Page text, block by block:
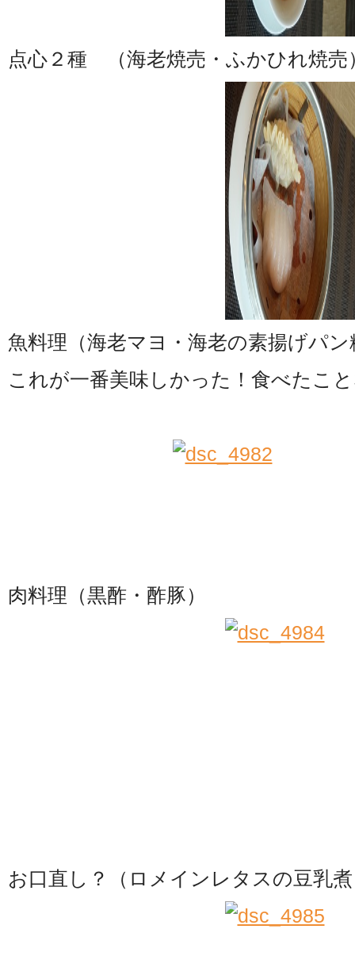
点心２種 （海老焼売・ふかひれ焼売
魚料理（海老マヨ・海老の素揚げパン
これが一番美味しかった！食べたこ
肉料理（黒酢・酢豚）
お口直し？（ロメインレタスの豆乳